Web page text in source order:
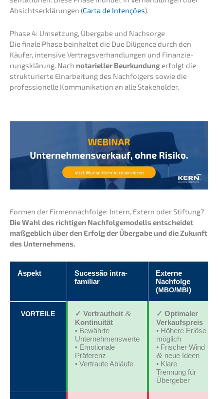
Absichts­er­klä­run­gen (Carta de Inten­ções).
Phase 4: Umset­zung, Überga­be und Nachsorge
Die finale Phase beinhal­tet die Due Diligence durch den
Käufer, inten­si­ve Vertrags­ver­hand­lun­gen und Finan­zie­
rungs­klä­rung. Nach notari­el­ler Beurkun­dung erfolgt die
struk­tu­rier­te Einar­bei­tung des Nachfol­gers sowie die
profes­sio­nel­le Kommu­ni­ka­ti­on an alle Stakeholder.
Formen der Firmen­nach­fol­ge: Intern, Extern oder Stiftung?
Die Wahl des richti­gen Nachfol­ge­mo­dells entschei­det
maßgeb­lich über den Erfolg der Überga­be und die Zukunft
des Unternehmens.
Aspekt
Suces­são intra-
familiar
Exter­ne
Nachfol­ge
(MBO/MBI )
VORTEILE ✓ Vertraut­heit &
Kontinuität
• Bewähr­te
Unternehmenswerte
• Emotio­na­le
Präferenz
• Vertrau­te Abläufe
✓ Optima­ler
Verkaufspreis
• Höhere Erlöse
möglich
• Frischer Wind
& neue Ideen
• Klare
Trennung für
Übergeber